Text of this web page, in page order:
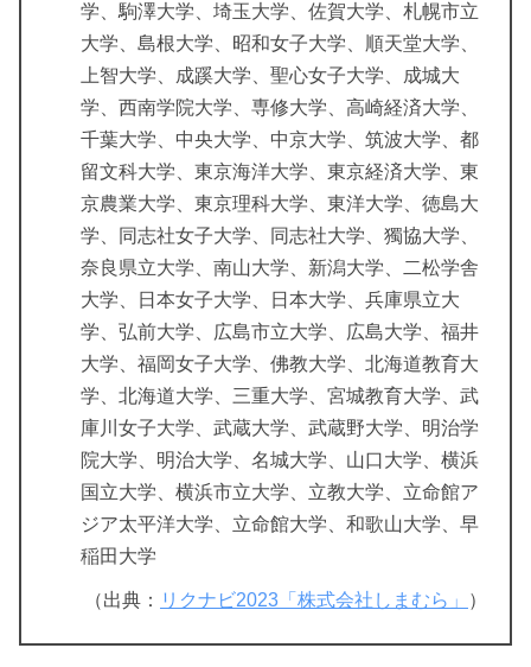
学、駒澤大学、埼玉大学、佐賀大学、札幌市立
大学、島根大学、昭和女子大学、順天堂大学、
上智大学、成蹊大学、聖心女子大学、成城大
学、西南学院大学、専修大学、高崎経済大学、
千葉大学、中央大学、中京大学、筑波大学、都
留文科大学、東京海洋大学、東京経済大学、東
京農業大学、東京理科大学、東洋大学、徳島大
学、同志社女子大学、同志社大学、獨協大学、
奈良県立大学、南山大学、新潟大学、二松学舎
大学、日本女子大学、日本大学、兵庫県立大
学、弘前大学、広島市立大学、広島大学、福井
大学、福岡女子大学、佛教大学、北海道教育大
学、北海道大学、三重大学、宮城教育大学、武
庫川女子大学、武蔵大学、武蔵野大学、明治学
院大学、明治大学、名城大学、山口大学、横浜
国立大学、横浜市立大学、立教大学、立命館ア
ジア太平洋大学、立命館大学、和歌山大学、早
稲田大学
（出典： リクナビ2023「株式会社しまむら」 ）